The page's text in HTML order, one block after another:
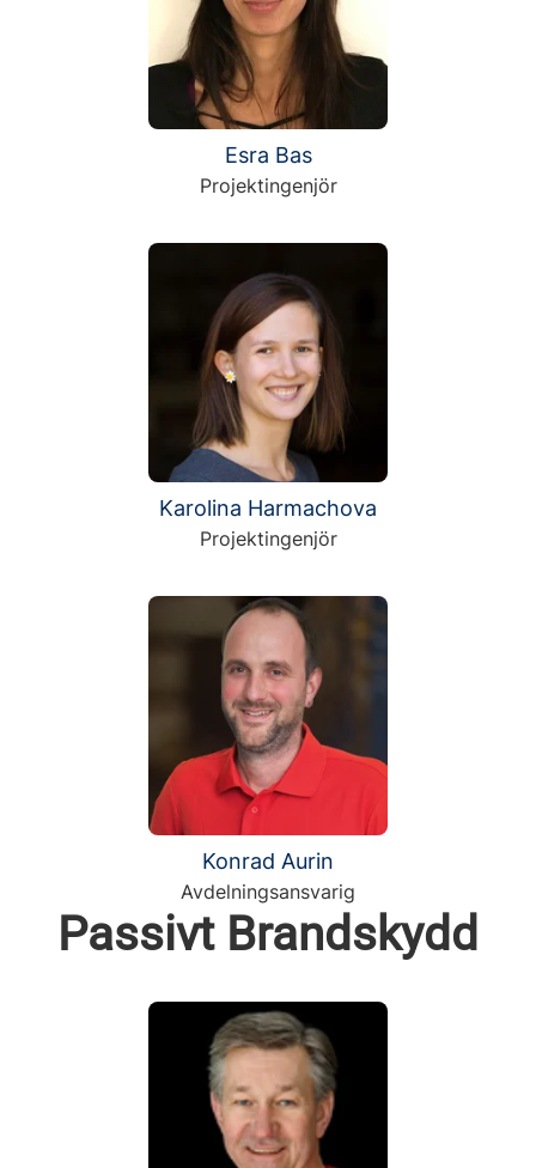
Esra Bas
Projektingenjör
Karolina Harmachova
Projektingenjör
Konrad Aurin
Avdelningsansvarig
Passivt Brandskydd